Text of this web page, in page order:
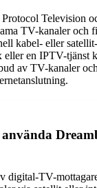
Television
TV-kanaler och
kabel- eller
en IPTV-tjänst
av TV-kanaler
digital-TV-